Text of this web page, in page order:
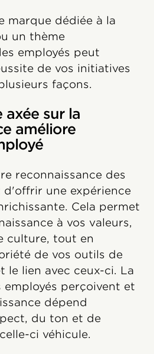
marque dédiée à la
un thème
employés peut
de vos initiatives
façons.
axée sur la
améliore
reconnaissance des
d'offrir une expérience
Cela permet
à vos valeurs,
culture, tout en
de vos outils de
le lien avec ceux-ci. La
employés perçoivent et
dépend
du ton et de
ci véhicule.